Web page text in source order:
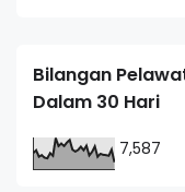
Bilangan
Dalam 30 Hari
7,587